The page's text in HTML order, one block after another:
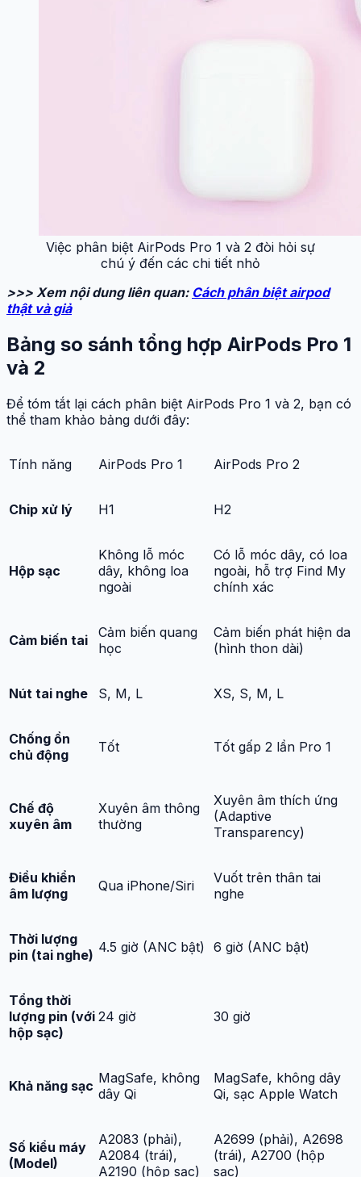
Việc phân biệt AirPods Pro 1 và 2 đòi hỏi sự
chú ý đến các chi tiết nhỏ
>>> Xem nội dung liên quan: Cách phân biệt airpod
thật và giả
Bảng so sánh tổng hợp AirPods Pro 1
và 2
Để tóm tắt lại cách phân biệt AirPods Pro 1 và 2, bạn có
thể tham khảo bảng dưới đây:
Tính năng AirPods Pro 1 AirPods Pro 2
Chip xử lý H1 H2
Hộp sạc
Không lỗ móc
dây, không loa
ngoài
Có lỗ móc dây, có loa
ngoài, hỗ trợ Find My
chính xác
Cảm biến tai
Cảm biến quang
học
Cảm biến phát hiện da
(hình thon dài)
Nút tai nghe S, M, L XS, S, M, L
Chống ồn
chủ động
Tốt Tốt gấp 2 lần Pro 1
Chế độ
xuyên âm
Xuyên âm thông
thường
Xuyên âm thích ứng
(Adaptive
Transparency)
Điều khiển
âm lượng
Qua iPhone/Siri
Vuốt trên thân tai
nghe
Thời lượng
pin (tai nghe) 4.5 giờ (ANC bật) 6 giờ (ANC bật)
Tổng thời
lượng pin (với
hộp sạc)
24 giờ 30 giờ
Khả năng sạc MagSafe, không
dây Qi
MagSafe, không dây
Qi, sạc Apple Watch
Số kiểu máy
(Model)
A2083 (phải),
A2084 (trái),
A2190 (hộp sạc)
A2699 (phải), A2698
(trái), A2700 (hộp
sạc)